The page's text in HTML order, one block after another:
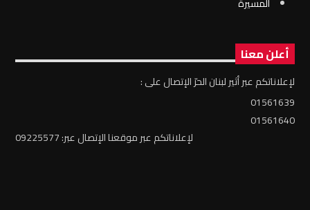
المسيرة
أعلن معنا
لإعلاناتكم عبر أثير لبنان الحرّ الإتصال على :
01561639
01561640
لإعلاناتكم عبر موقعنا الإتصال عبر: 09225577